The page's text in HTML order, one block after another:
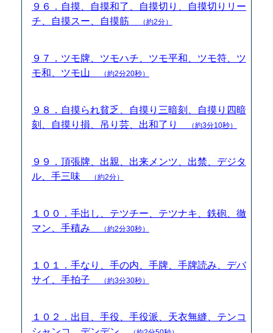
９６．自摸、自摸和了、自摸切り、自摸切りリー
チ、自摸スー、自摸筋
（約2分）
９７．ツモ牌、ツモハチ、ツモ平和、ツモ符、ツ
モ和、ツモ山
（約2分20秒）
９８．自摸られ貧乏、自摸り三暗刻、自摸り四暗
刻、自摸り損、吊り芸、出和了り
（約3分10秒）
９９．頂張牌、出親、出来メンツ、出禁、デジタ
ル、手三味
（約2分）
１００．手出し、テツチー、テツナキ、鉄砲、徹
マン、手積み
（約2分30秒）
１０１．手なり、手の内、手牌、手牌読み、デバ
サイ、手拍子
（約3分30秒）
１０２．出目、手役、手役派、天衣無縫、テンコ